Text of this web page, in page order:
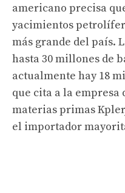
americano precisa
yacimientos
más grande del país.
hasta 30 millones de
actualmente hay 18
que cita a la empresa
materias primas
el importador